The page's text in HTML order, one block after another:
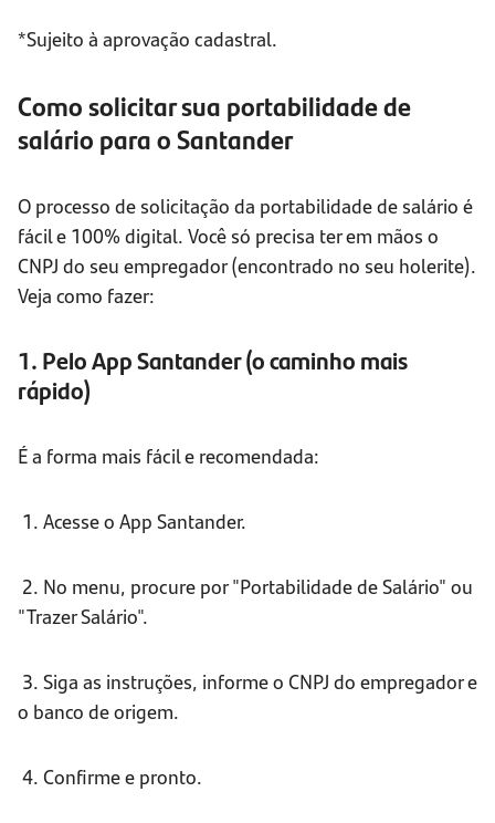
*Sujeito à aprovação cadastral.
Como solicitar sua portabilidade de
salário para o Santander
O processo de solicitação da portabilidade de salário é
fácil e 100% digital. Você só precisa ter em mãos o
CNPJ do seu empregador (encontrado no seu holerite).
Veja como fazer:
1. Pelo App Santander (o caminho mais
rápido)
É a forma mais fácil e recomendada:
1. Acesse o App Santander.
2. No menu, procure por "Portabilidade de Salário" ou
"Trazer Salário".
3. Siga as instruções, informe o CNPJ do empregador e
o banco de origem.
4. Confirme e pronto.